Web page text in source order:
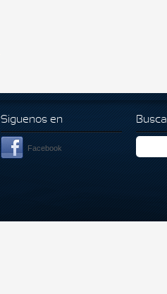
Siguenos en
Facebook